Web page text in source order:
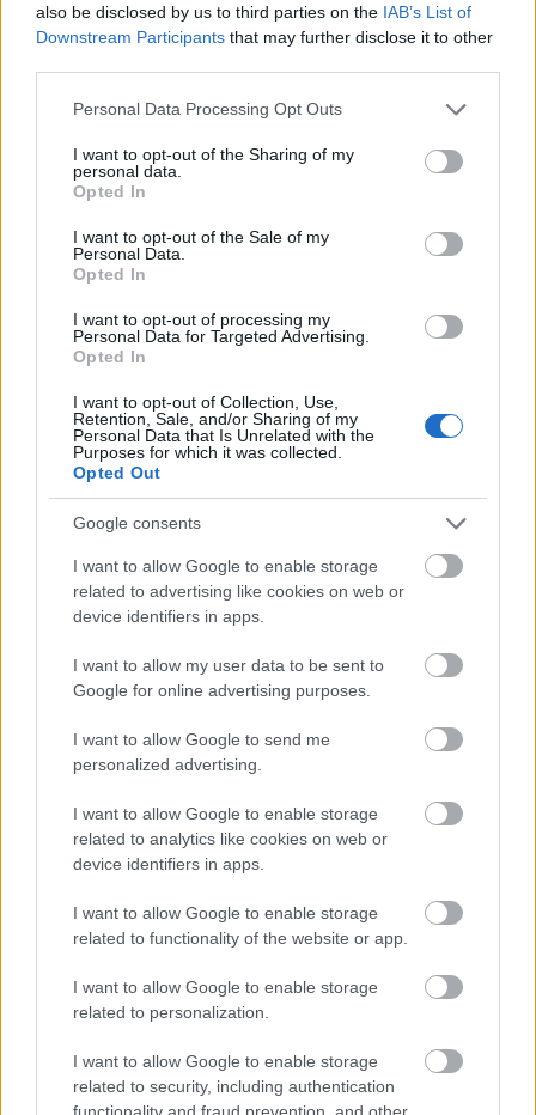
also be disclosed by us to third parties on the IAB’s List of
Downstream Participants that may further disclose it to other
Please note that this website/app uses one or more Google
not limited to your visit or usage behaviour. You may click to
grant or deny consent to Google and its third-party tags to
use your data for below specified purposes in below Google
consent section.
Personal Data Processing Opt Outs
I want to opt-out of the Sharing of my
personal data.
Opted In
I want to opt-out of the Sale of my
Personal Data.
Opted In
I want to opt-out of processing my
Personal Data for Targeted Advertising.
Opted In
I want to opt-out of Collection, Use,
Retention, Sale, and/or Sharing of my
Personal Data that Is Unrelated with the
Purposes for which it was collected.
Opted Out
Google consents
I want to allow Google to enable storage
related to advertising like cookies on web or
device identifiers in apps.
I want to allow my user data to be sent to
Google for online advertising purposes.
I want to allow Google to send me
personalized advertising.
I want to allow Google to enable storage
related to analytics like cookies on web or
device identifiers in apps.
I want to allow Google to enable storage
related to functionality of the website or app.
I want to allow Google to enable storage
related to personalization.
I want to allow Google to enable storage
related to security, including authentication
functionality and fraud prevention, and other
Η Apple αποφασίζει ποιος μένει και ποιος φεύγει και
οι κανόνες δεν είναι ίδιοι για όλους
Συγκινητική συνάντηση στο Πανεπιστημιακό Γενικό
Νοσοκομείο Πατρών ΦΩΤΟ